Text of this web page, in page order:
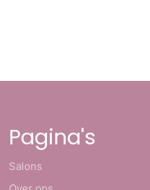
Pagina's
Salons